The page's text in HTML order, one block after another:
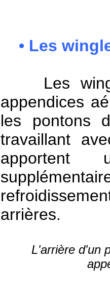
• Les
Les
appendices
les pontons
travaillant
arrières.
L'arrière d'un